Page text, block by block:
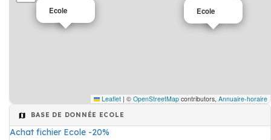
Ecole
Ecole
Leaflet | © OpenStreetMap contributors, Annuaire-horaire
BASE DE DONNÉE ECOLE
Achat fichier Ecole -20%